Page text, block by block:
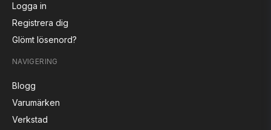
Logga in
Registrera dig
Glömt lösenord?
NAVIGERING
Blogg
Varumärken
Verkstad